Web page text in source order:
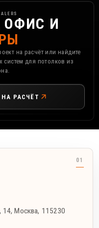
FerGipps
ОФИС И
на расчёт или найдите
для потолков из
РАСЧЁТ
14,Москва, 115230